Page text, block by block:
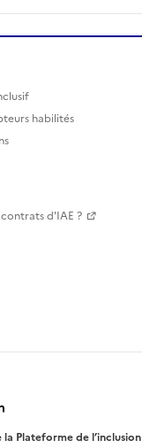
habilités
d'IAE ?
Plateforme de l’inclusion